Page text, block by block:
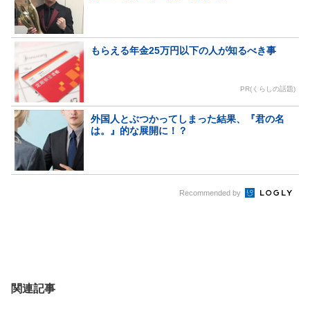
もらえる年金25万円以下の人が知るべき事
PR(くらしの話題)
外国人とぶつかってしまった結果、『君の名
は。』的な展開に！？
Recommended by
関連記事